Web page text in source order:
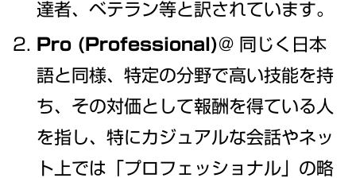
達者、ベテラン等と訳されています。
Pro (Professional)@ 同じく日本
語と同様、特定の分野で高い技能を持
ち、その対価として報酬を得ている人
を指し、特にカジュアルな会話やネッ
ト上では「プロフェッショナル」の略